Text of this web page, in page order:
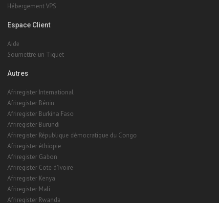
Hébergement VPS
Espace Client
Aide
Soumettre un Tiquet
Autres
Afriregister International
Afriregister Bénin
Afriregister Burkina Faso
Afriregister Burundi
Afriregister République démocratique du Congo
Afriregister éthiopie
Afriregister Gabon
Afriregister Cote d'Ivoire
Afriregister Kenya
Afriregister Mali
Afriregister Rwanda